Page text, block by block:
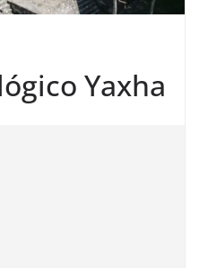
Yaxha